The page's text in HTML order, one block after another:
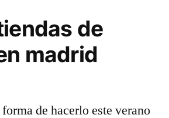
de
madrid
de hacerlo este verano